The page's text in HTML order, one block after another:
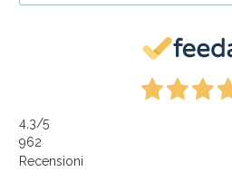
4,3/5
962
Recensioni